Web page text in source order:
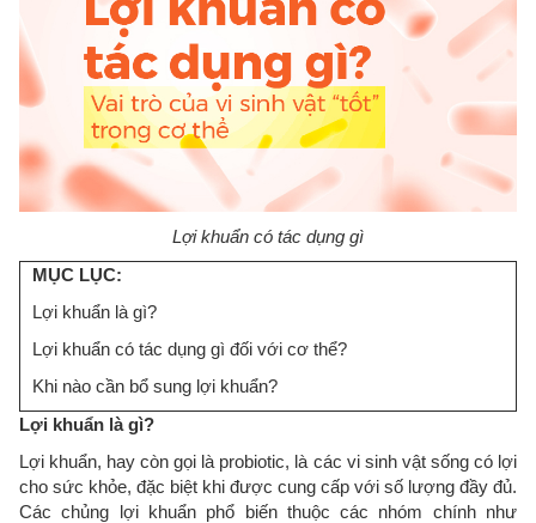
Lợi khuẩn có tác dụng gì
MỤC LỤC:
Lợi khuẩn là gì?
Lợi khuẩn có tác dụng gì đối với cơ thể?
Khi nào cần bổ sung lợi khuẩn?
Lợi khuẩn là gì?
Lợi khuẩn, hay còn gọi là probiotic, là các vi sinh vật sống có lợi
cho sức khỏe, đặc biệt khi được cung cấp với số lượng đầy đủ.
Các chủng lợi khuẩn phổ biến thuộc các nhóm chính như